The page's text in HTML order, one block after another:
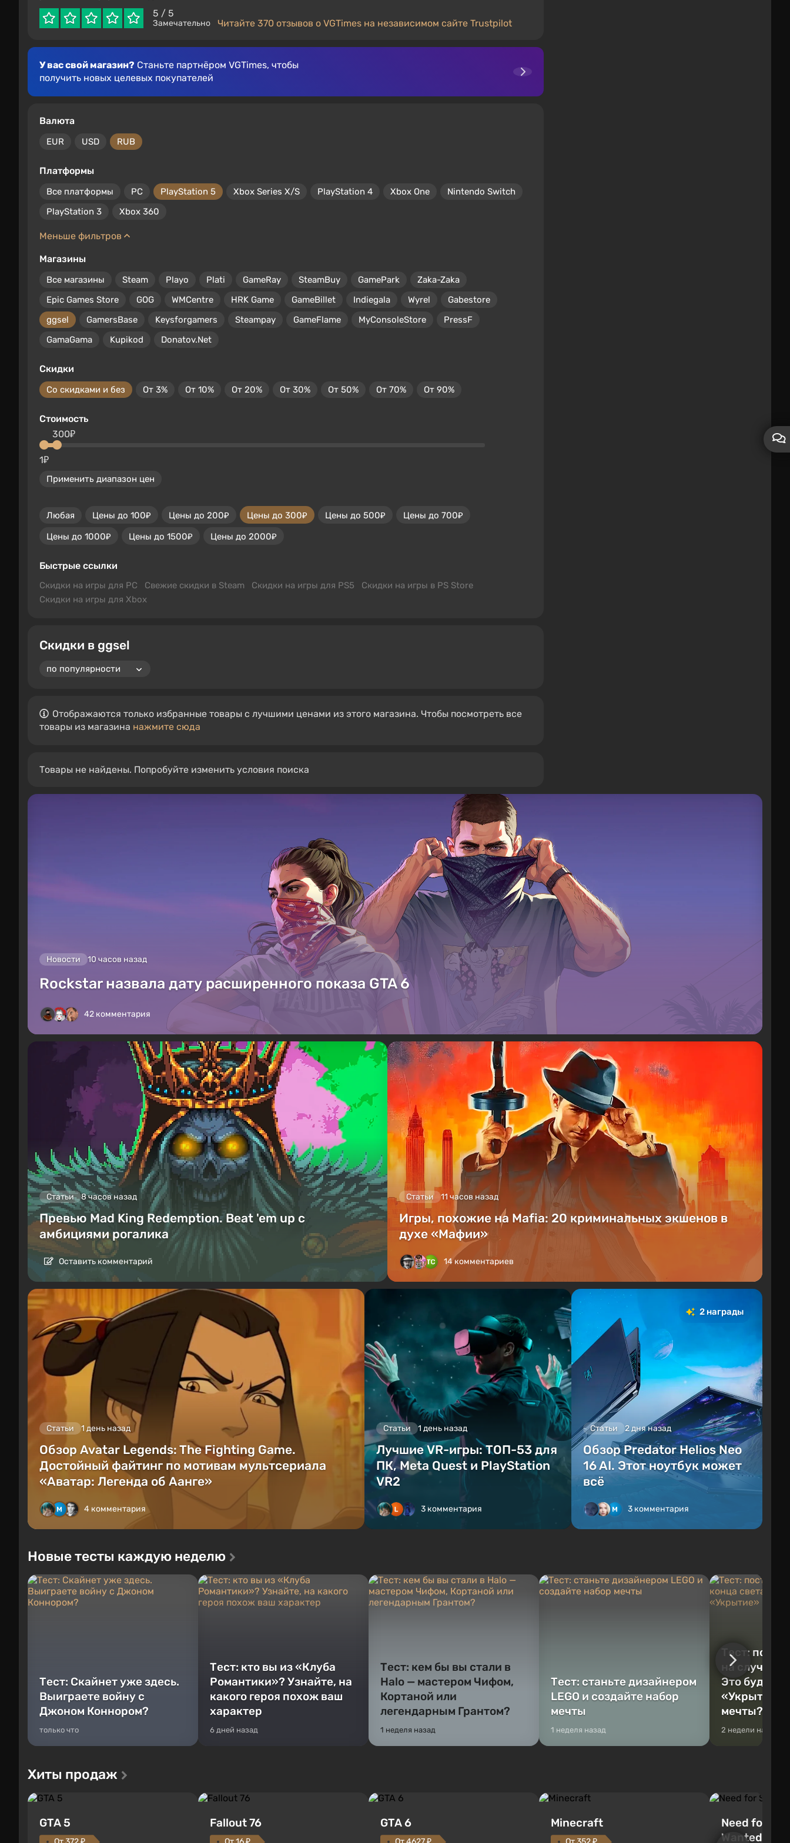
5 / 5
Замечательно Читайте 370 отзывов о VGTimes на независимом сайте Trustpilot
У вас свой магазин? Станьте партнёром VGTimes, чтобы
получить новых целевых покупателей
Валюта
EUR USD RUB
Платформы
Все платформы PC PlayStation 5 Xbox Series X/S PlayStation 4 Xbox One
Nintendo Switch
PlayStation 3
Xbox 360
Меньше фильтров
Магазины
Все магазины Steam Playo Plati GameRay SteamBuy GamePark
Zaka-Zaka
Epic Games Store
GOG WMCentre HRK Game GameBillet Indiegala Wyrel
Gabestore
ggsel
GamersBase Keysforgamers Steampay GameFlame MyConsoleStore
PressF
GamaGama
Kupikod Donatov.Net
Скидки
Со скидками и без От 3% От 10% От 20% От 30% От 50% От 70% От 90%
Стоимость
1₽
300₽
Применить диапазон цен
Любая Цены до 100₽ Цены до 200₽ Цены до 300₽ Цены до 500₽
Цены до 700₽
Цены до 1000₽
Цены до 1500₽ Цены до 2000₽
Быстрые ссылки
Скидки на игры для PC Свежие скидки в Steam Скидки на игры для PS5
Скидки на игры в PS Store
Скидки на игры для Xbox
Скидки в ggsel
Отображаются только избранные товары с лучшими ценами из этого магазина. Чтобы посмотреть все
товары из магазина нажмите сюда
Товары не найдены. Попробуйте изменить условия поиска
Новости 10 часов назад
Rockstar назвала дату расширенного показа GTA 6
42 комментария
Статьи 8 часов назад
Превью Mad King Redemption. Beat 'em up с
амбициями рогалика
Оставить комментарий
Статьи 11 часов назад
Игры, похожие на Mafia: 20 криминальных экшенов в
духе «Мафии»
14 комментариев
Статьи 1 день назад
Обзор Avatar Legends: The Fighting Game.
Достойный файтинг по мотивам мультсериала
«Аватар: Легенда об Аанге»
4 комментария
Статьи 1 день назад
Лучшие VR-игры: ТОП-53 для
ПК, Meta Quest и PlayStation
VR2
3 комментария
2 награды
Статьи 2 дня назад
Обзор Predator Helios Neo
16 AI. Этот ноутбук может
всё
3 комментария
Новые тесты каждую неделю
Тест: Скайнет уже здесь.
Выиграете войну с
Джоном Коннором?
только что
Тест: кто вы из «Клуба
Романтики»? Узнайте, на
какого героя похож ваш
характер
6 дней назад
Тест: кем бы вы стали в
Halo — мастером Чифом,
Кортаной или
легендарным Грантом?
1 неделя назад
Тест: станьте дизайнером
LEGO и создайте набор
мечты
1 неделя назад
Тест:
на случай
Это будет
«Укрытие»
мечты?
2 недели назад
Хиты продаж
GTA 5 Fallout 76 GTA 6 Minecraft
Need for
Wanted